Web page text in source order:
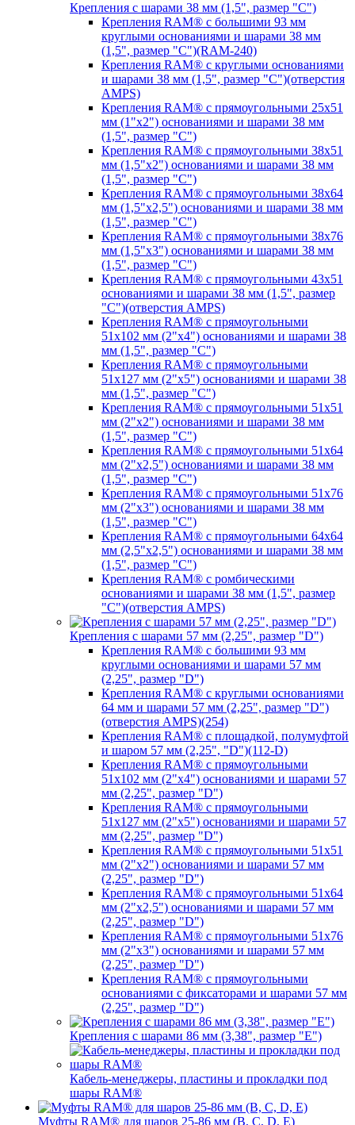
Крепления с шарами 38 мм (1,5", размер "C")
Крепления RAM® с большими 93 мм
круглыми основаниями и шарами 38 мм
(1,5", размер "C")(RAM-240)
Крепления RAM® с круглыми основаниями
и шарами 38 мм (1,5", размер "C")(отверстия
AMPS)
Крепления RAM® с прямоугольными 25х51
мм (1"х2") основаниями и шарами 38 мм
(1,5", размер "C")
Крепления RAM® с прямоугольными 38х51
мм (1,5"х2") основаниями и шарами 38 мм
(1,5", размер "C")
Крепления RAM® с прямоугольными 38х64
мм (1,5"х2,5") основаниями и шарами 38 мм
(1,5", размер "C")
Крепления RAM® с прямоугольными 38х76
мм (1,5"х3") основаниями и шарами 38 мм
(1,5", размер "C")
Крепления RAM® с прямоугольными 43х51
основаниями и шарами 38 мм (1,5", размер
"C")(отверстия AMPS)
Крепления RAM® с прямоугольными
51х102 мм (2"х4") основаниями и шарами 38
мм (1,5", размер "C")
Крепления RAM® с прямоугольными
51х127 мм (2"х5") основаниями и шарами 38
мм (1,5", размер "C")
Крепления RAM® с прямоугольными 51х51
мм (2"х2") основаниями и шарами 38 мм
(1,5", размер "C")
Крепления RAM® с прямоугольными 51х64
мм (2"х2,5") основаниями и шарами 38 мм
(1,5", размер "C")
Крепления RAM® с прямоугольными 51х76
мм (2"х3") основаниями и шарами 38 мм
(1,5", размер "C")
Крепления RAM® с прямоугольными 64х64
мм (2,5"х2,5") основаниями и шарами 38 мм
(1,5", размер "C")
Крепления RAM® с ромбическими
основаниями и шарами 38 мм (1,5", размер
"C")(отверстия AMPS)
Крепления с шарами 57 мм (2,25", размер "D")
Крепления RAM® с большими 93 мм
круглыми основаниями и шарами 57 мм
(2,25", размер "D")
Крепления RAM® с круглыми основаниями
64 мм и шарами 57 мм (2,25", размер "D")
(отверстия AMPS)(254)
Крепления RAM® с площадкой, полумуфтой
и шаром 57 мм (2,25", "D")(112-D)
Крепления RAM® с прямоугольными
51х102 мм (2"х4") основаниями и шарами 57
мм (2,25", размер "D")
Крепления RAM® с прямоугольными
51х127 мм (2"х5") основаниями и шарами 57
мм (2,25", размер "D")
Крепления RAM® с прямоугольными 51х51
мм (2"х2") основаниями и шарами 57 мм
(2,25", размер "D")
Крепления RAM® с прямоугольными 51х64
мм (2"х2,5") основаниями и шарами 57 мм
(2,25", размер "D")
Крепления RAM® с прямоугольными 51х76
мм (2"х3") основаниями и шарами 57 мм
(2,25", размер "D")
Крепления RAM® с прямоугольными
основаниями с фиксаторами и шарами 57 мм
(2,25", размер "D")
Крепления с шарами 86 мм (3,38", размер "E")
Кабель-менеджеры, пластины и прокладки под
шары RAM®
Муфты RAM® для шаров 25-86 мм (B, C, D, E)